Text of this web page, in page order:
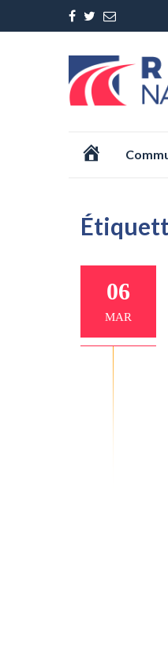
Accueil
06
MAR